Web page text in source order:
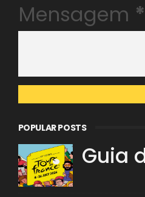
Mensagem *
POPULAR POSTS
Guia